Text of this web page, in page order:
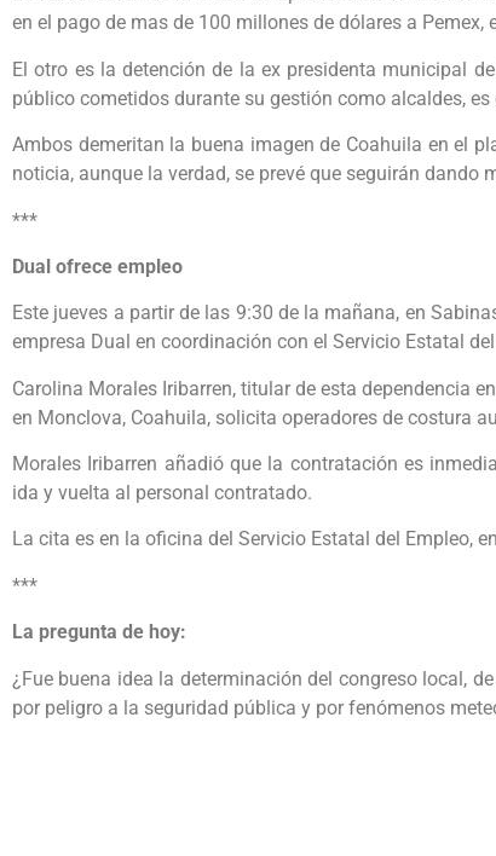
en el pago de mas de 100 millones de dólares a Pemex,
El otro es la detención de la ex presidenta municipal
público cometidos durante su gestión como alcaldes, es
Ambos demeritan la buena imagen de Coahuila en el
noticia, aunque la verdad, se prevé que seguirán dando
***
Dual ofrece empleo
Este jueves a partir de las 9:30 de la mañana, en
empresa Dual en coordinación con el Servicio Estatal
Carolina Morales Iribarren, titular de esta dependencia
en Monclova, Coahuila, solicita operadores de costura
Morales Iribarren añadió que la contratación es
ida y vuelta al personal contratado.
La cita es en la oficina del Servicio Estatal del Empleo,
***
La pregunta de hoy:
¿Fue buena idea la determinación del congreso local,
por peligro a la seguridad pública y por fenómenos